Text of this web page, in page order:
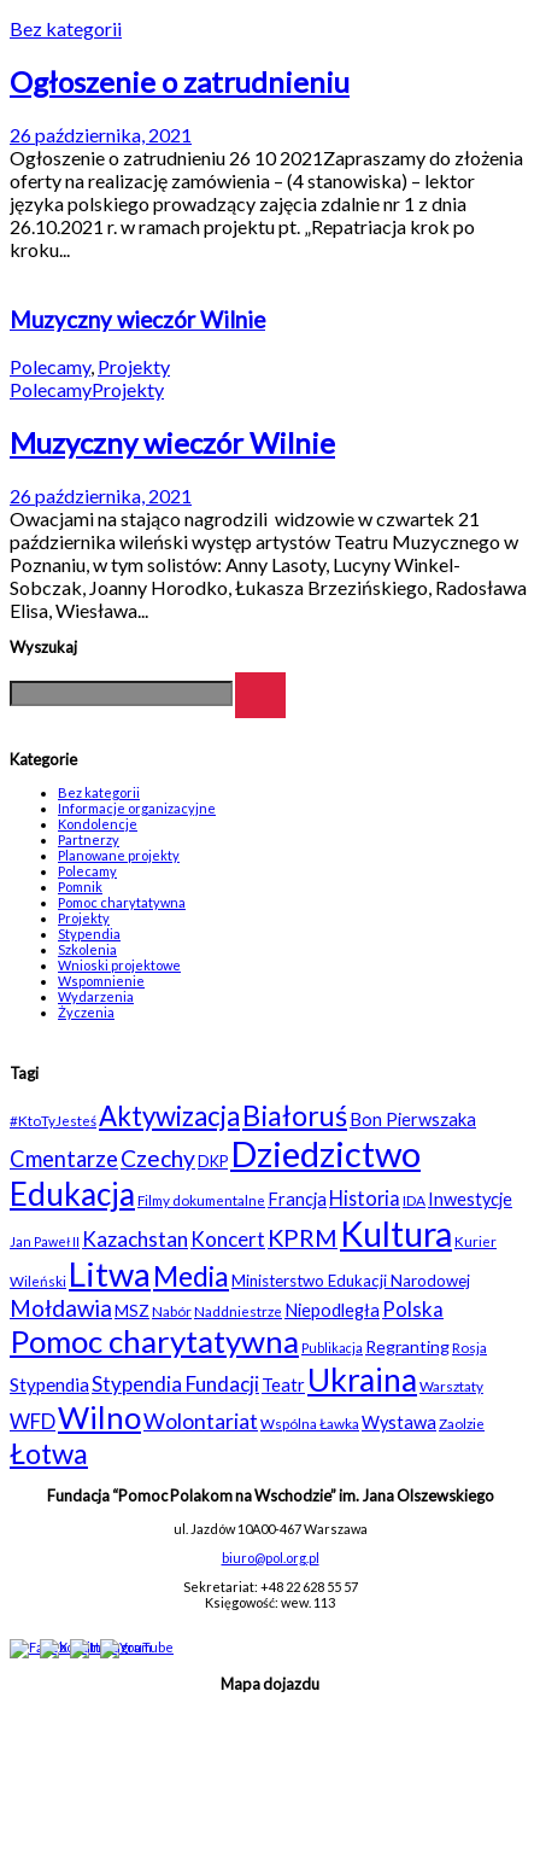
Bez kategorii
Ogłoszenie o zatrudnieniu
26 października, 2021
Ogłoszenie o zatrudnieniu 26 10 2021Zapraszamy do złożenia
oferty na realizację zamówienia – (4 stanowiska) – lektor
języka polskiego prowadzący zajęcia zdalnie nr 1 z dnia
26.10.2021 r. w ramach projektu pt. „Repatriacja krok po
kroku...
Muzyczny wieczór Wilnie
Polecamy, Projekty
PolecamyProjekty
Muzyczny wieczór Wilnie
26 października, 2021
Owacjami na stająco nagrodzili widzowie w czwartek 21
października wileński występ artystów Teatru Muzycznego w
Poznaniu, w tym solistów: Anny Lasoty, Lucyny Winkel-
Sobczak, Joanny Horodko, Łukasza Brzezińskiego, Radosława
Elisa, Wiesława...
Wyszukaj
Kategorie
Bez kategorii
Informacje organizacyjne
Kondolencje
Partnerzy
Planowane projekty
Polecamy
Pomnik
Pomoc charytatywna
Projekty
Stypendia
Szkolenia
Wnioski projektowe
Wspomnienie
Wydarzenia
Życzenia
Tagi
#KtoTyJesteśAktywizacjaBiałoruśBon Pierwszaka
CmentarzeCzechy DKP Dziedzictwo
Edukacja Filmy dokumentalne Francja Historia IDA Inwestycje
Jan Paweł II Kazachstan Koncert KPRM Kultura Kurier
Wileński Litwa MediaMinisterstwo Edukacji Narodowej
MołdawiaMSZ NabórNaddniestrze Niepodległa Polska
Pomoc charytatywna Publikacja RegrantingRosja
StypendiaStypendia FundacjiTeatr Ukraina Warsztaty
WFDWilnoWolontariat Wspólna Ławka Wystawa Zaolzie
Łotwa
Fundacja “Pomoc Polakom na Wschodzie” im. Jana Olszewskiego
ul. Jazdów 10A00-467 Warszawa
biuro@pol.org.pl
Sekretariat: +48 22 628 55 57
Księgowość: wew. 113
Mapa dojazdu